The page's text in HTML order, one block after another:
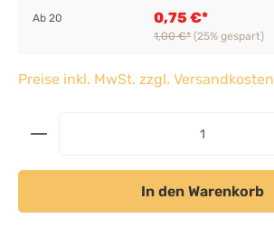
Ab 20 0,75 €*
1,00 €* (25% gespart)
Preise inkl. MwSt. zzgl. Versandkosten
In den Warenkorb